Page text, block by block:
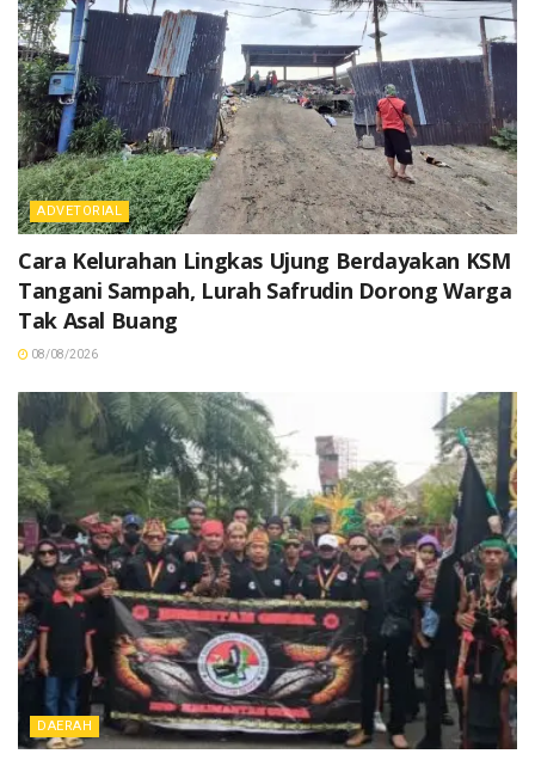
ADVETORIAL
Cara Kelurahan Lingkas Ujung Berdayakan KSM
Tangani Sampah, Lurah Safrudin Dorong Warga
Tak Asal Buang
08/08/2026
DAERAH